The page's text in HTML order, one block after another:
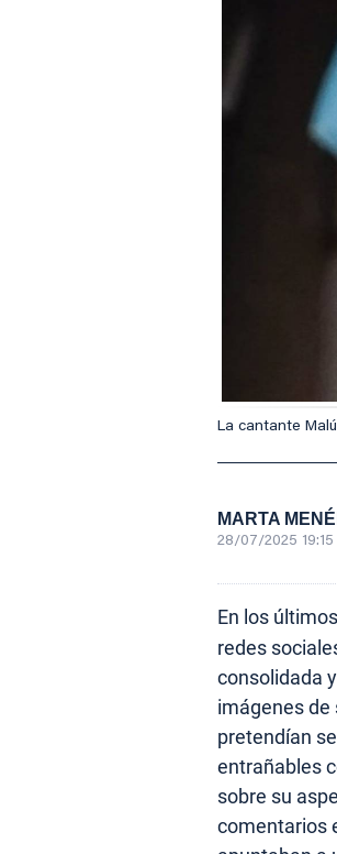
La cantante
MARTA
28/07/2025 19:15
En los
redes
consolidada
imágenes de
pretendían
entrañables
sobre su
comentarios